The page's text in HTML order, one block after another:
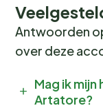
Antwoorden
over deze
Mag ik mijn
Artatore?